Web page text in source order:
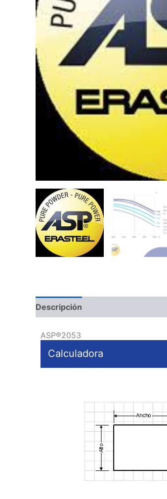
Descripción
ASP®2053
Calculadora